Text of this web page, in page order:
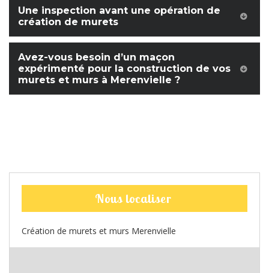
Une inspection avant une opération de
création de murets
Avez-vous besoin d’un maçon
expérimenté pour la construction de vos
murets et murs à Merenvielle ?
Nous localiser
Création de murets et murs Merenvielle